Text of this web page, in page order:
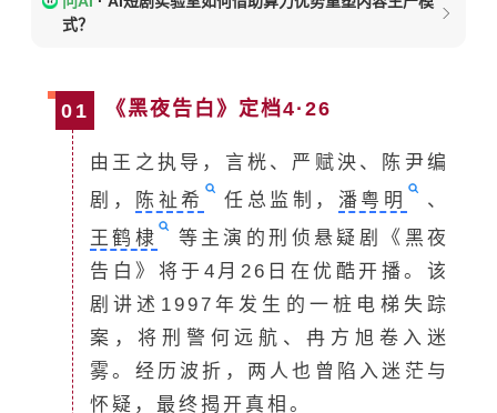
式？
01 《黑夜告白》定档4·26
由王之执导，言桄、严赋泱、陈尹编
剧，
陈祉希 任总监制， 潘粤明
、
王鹤棣
等主演的刑侦悬疑剧《黑夜
告白》将于4月26日在优酷开播。该
剧讲述1997年发生的一桩电梯失踪
案，将刑警何远航、冉方旭卷入迷
雾。经历波折，两人也曾陷入迷茫与
怀疑，最终揭开真相。